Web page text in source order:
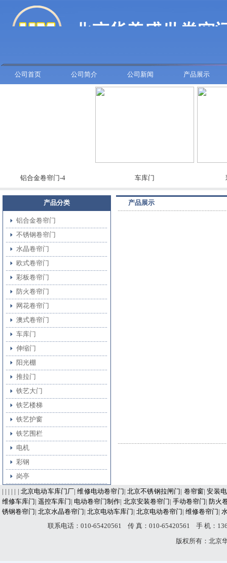
公司首页 公司简介 公司新闻 产品展示
铝合金卷帘门-4 车库门 彩
产品分类
铝合金卷帘门
不锈钢卷帘门
水晶卷帘门
欧式卷帘门
彩板卷帘门
防火卷帘门
网花卷帘门
澳式卷帘门
车库门
伸缩门
阳光棚
推拉门
铁艺大门
铁艺楼梯
铁艺护窗
铁艺围栏
电机
彩钢
岗亭
产品展示
| | | | | | 北京电动车库门厂|维修电动卷帘门| 北京不锈钢拉闸门| 卷帘窗|安装
维修车库门| 遥控车库门| 电动卷帘门制作| 北京安装卷帘门| 手动卷帘门| 防火
锈钢卷帘门| 北京水晶卷帘门| 北京电动车库门| 北京电动卷帘门| 维修卷帘门|
联系电话：010-65420561 传 真：010-65420561 手 机：
版权所有：北京